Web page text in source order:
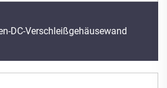
DC-Verschleißgehäusewand